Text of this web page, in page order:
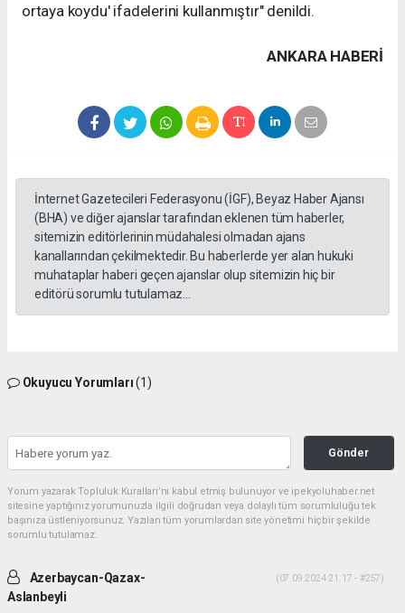
ortaya koydu' ifadelerini kullanmıştır" denildi.
ANKARA HABERİ
İnternet Gazetecileri Federasyonu (İGF), Beyaz Haber Ajansı
(BHA) ve diğer ajanslar tarafından eklenen tüm haberler,
sitemizin editörlerinin müdahalesi olmadan ajans
kanallarından çekilmektedir. Bu haberlerde yer alan hukuki
muhataplar haberi geçen ajanslar olup sitemizin hiç bir
editörü sorumlu tutulamaz...
Okuyucu Yorumları(1)
Gönder
Yorum yazarak Topluluk Kuralları’nı kabul etmiş bulunuyor ve ipekyoluhaber.net
sitesine yaptığınız yorumunuzla ilgili doğrudan veya dolaylı tüm sorumluluğu tek
başınıza üstleniyorsunuz. Yazılan tüm yorumlardan site yönetimi hiçbir şekilde
sorumlu tutulamaz.
Azerbaycan-Qazax-
Aslanbeyli
(07.09.2024 21:17 - #257)